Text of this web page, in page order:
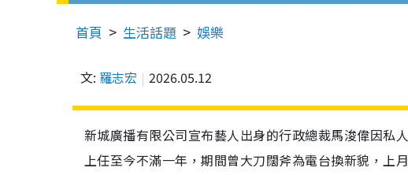
首頁 生活話題 娛樂
文: 羅志宏 2026.05.12
新城廣播有限公司宣布藝人出身的行政總裁馬浚偉因私
上任至今不滿一年，期間曾大刀闊斧為電台換新貌，上